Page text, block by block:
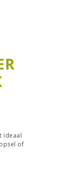
ideaal
of